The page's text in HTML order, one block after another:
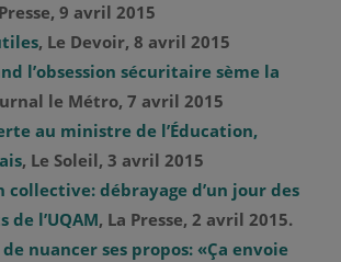
9 avril 2015
, Le Devoir, 8 avril 2015
l’obsession sécuritaire sème la
le Métro, 7 avril 2015
au ministre de l’Éducation,
, Le Soleil, 3 avril 2015
collective: débrayage d’un jour des
de l’UQAM, La Presse, 2 avril 2015.
nuancer ses propos: «Ça envoie